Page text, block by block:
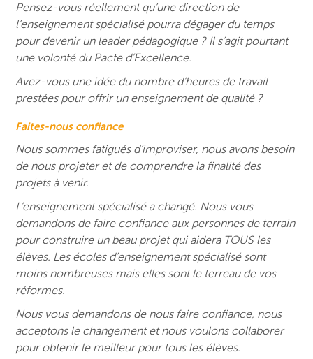
Pensez-vous réellement qu’une direction de
l’enseignement spécialisé pourra dégager du temps
pour devenir un leader pédagogique ? Il s’agit pourtant
une volonté du Pacte d’Excellence.
Avez-vous une idée du nombre d’heures de travail
prestées pour offrir un enseignement de qualité ?
Faites-nous confiance
Nous sommes fatigués d’improviser, nous avons besoin
de nous projeter et de comprendre la finalité des
projets à venir.
L’enseignement spécialisé a changé. Nous vous
demandons de faire confiance aux personnes de terrain
pour construire un beau projet qui aidera TOUS les
élèves. Les écoles d’enseignement spécialisé sont
moins nombreuses mais elles sont le terreau de vos
réformes.
Nous vous demandons de nous faire confiance, nous
acceptons le changement et nous voulons collaborer
pour obtenir le meilleur pour tous les élèves.